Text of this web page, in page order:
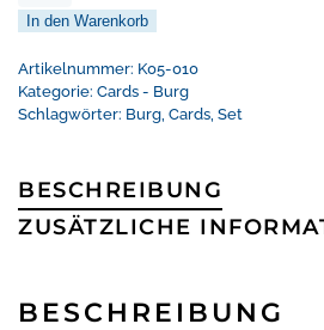
Ritter
Burg
-
192
St.
In den Warenkorb
Artikelnummer: K05-010
Kategorie: Cards - Burg
Schlagwörter: Burg, Cards, Set
BESCHREIBUNG
ZUSÄTZLICHE
BESCHREIBUNG